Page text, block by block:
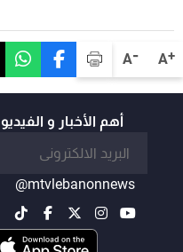
A+
A-
أهم الأخبار و
@mtvlebanonnews